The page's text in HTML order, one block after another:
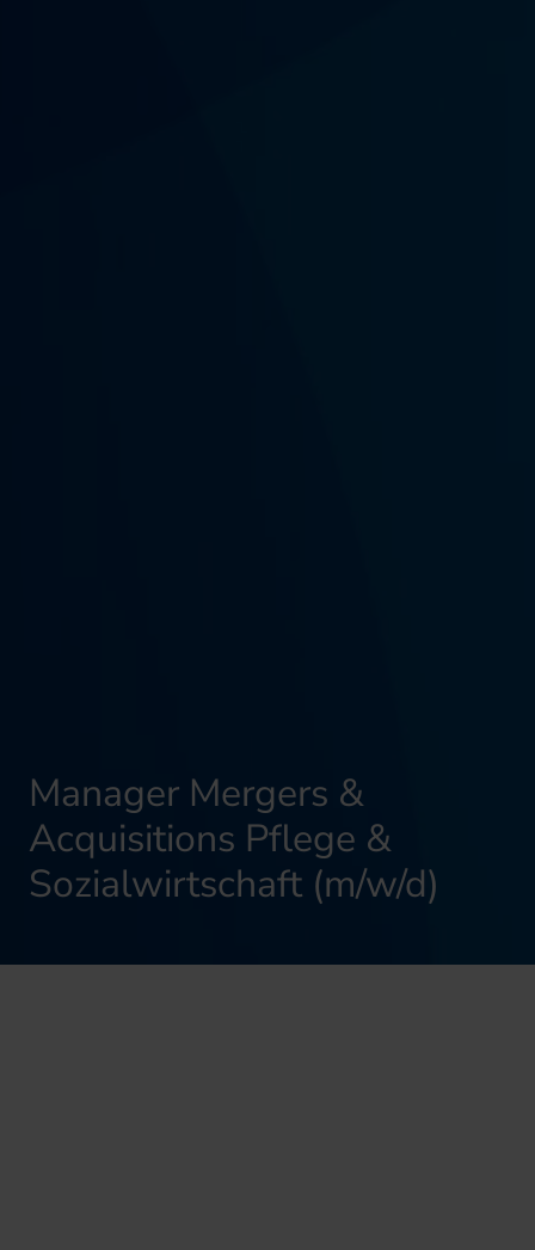
Manager Mergers &
Acquisitions Pflege &
Sozialwirtschaft (m/w/d)